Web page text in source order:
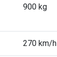
900 kg
270 km/h